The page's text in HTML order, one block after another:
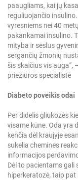
paaugliams, kai jų
reguliuojančio
vyresniems nei 40
pakankamai insulino.
mityba ir sėslus
sergančių žmonių
šis skaičius vis auga“,
priežiūros specialistė
Diabeto poveikis odai
Per didelis gliukozės
visame kūne. Oda yra
kenčia dėl kraujyje
sukelia chemines
informacijos
Dėl to pacientams
hiperkeratozė, taip